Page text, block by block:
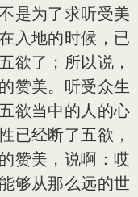
是为了求听受美
入地的时候，已
欲了；所以说，
赞美。听受众生
欲当中的人的心
已经断了五欲，
赞美，说啊：哎
够从那么远的世